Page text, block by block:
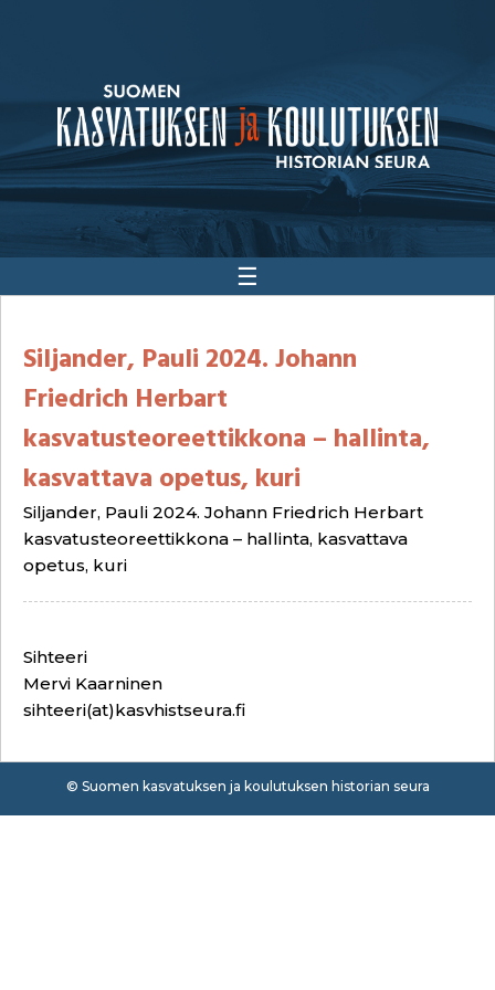
☰
Siljander, Pauli 2024. Johann
Friedrich Herbart
kasvatusteoreettikkona – hallinta,
kasvattava opetus, kuri
Siljander, Pauli 2024. Johann Friedrich Herbart
kasvatusteoreettikkona – hallinta, kasvattava
opetus, kuri
Sihteeri
Mervi Kaarninen
sihteeri(at)kasvhistseura.fi
© Suomen kasvatuksen ja koulutuksen historian seura